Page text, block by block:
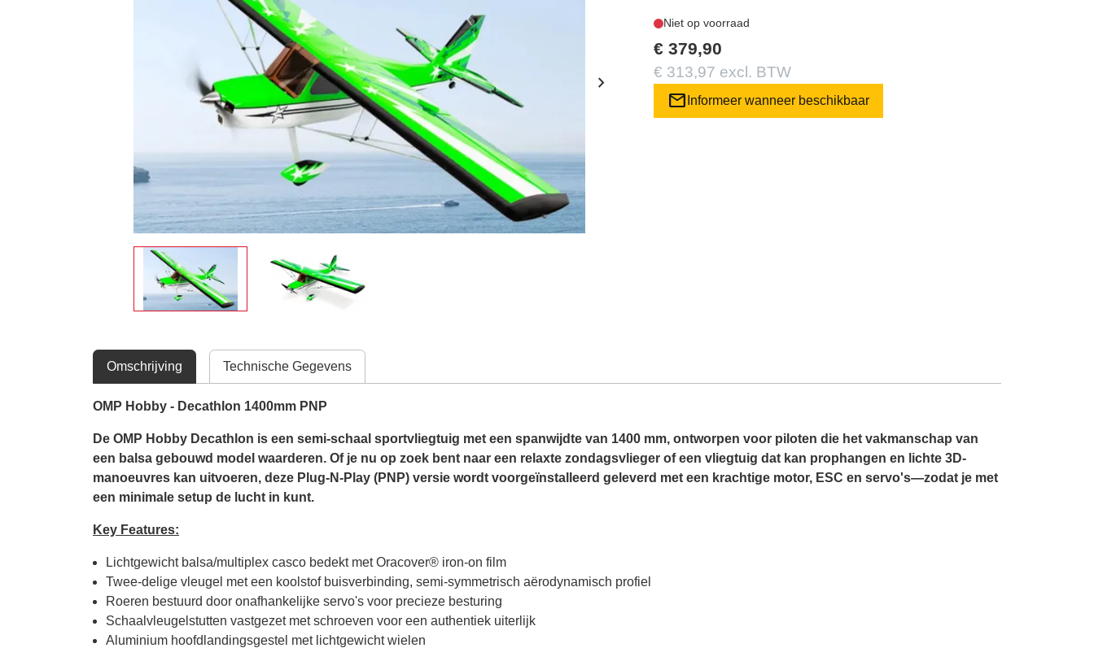
chevron_right
Niet op voorraad
€ 379,90
€ 313,97 excl. BTW
mail Informeer wanneer beschikbaar
Omschrijving Technische Gegevens
OMP Hobby - Decathlon 1400mm PNP
De OMP Hobby Decathlon is een semi-schaal sportvliegtuig met een spanwijdte van 1400 mm, ontworpen voor piloten die het vakmanschap van
een balsa gebouwd model waarderen. Of je nu op zoek bent naar een relaxte zondagsvlieger of een vliegtuig dat kan prophangen en lichte 3D-
manoeuvres kan uitvoeren, deze Plug-N-Play (PNP) versie wordt voorgeïnstalleerd geleverd met een krachtige motor, ESC en servo's—zodat je met
een minimale setup de lucht in kunt.
Key Features:
Lichtgewicht balsa/multiplex casco bedekt met Oracover® iron-on film
Twee-delige vleugel met een koolstof buisverbinding, semi-symmetrisch aërodynamisch profiel
Roeren bestuurd door onafhankelijke servo's voor precieze besturing
Schaalvleugelstutten vastgezet met schroeven voor een authentiek uiterlijk
Aluminium hoofdlandingsgestel met lichtgewicht wielen